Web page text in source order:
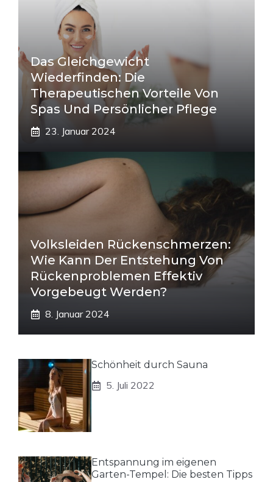
Das Gleichgewicht
Wiederfinden: Die
Therapeutischen Vorteile Von
Spas Und Persönlicher Pflege
23. Januar 2024
Volksleiden Rückenschmerzen:
Wie Kann Der Entstehung Von
Rückenproblemen Effektiv
Vorgebeugt Werden?
8. Januar 2024
Schönheit durch Sauna
5. Juli 2022
Entspannung im eigenen
Garten-Tempel: Die besten Tipps